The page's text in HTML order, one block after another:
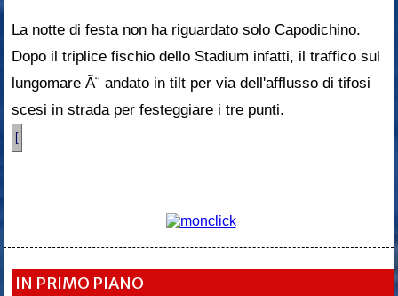
La notte di festa non ha riguardato solo Capodichino.
Dopo il triplice fischio dello Stadium infatti, il traffico sul
lungomare Ã¨ andato in tilt per via dell'afflusso di tifosi
scesi in strada per festeggiare i tre punti.
[
IN PRIMO PIANO